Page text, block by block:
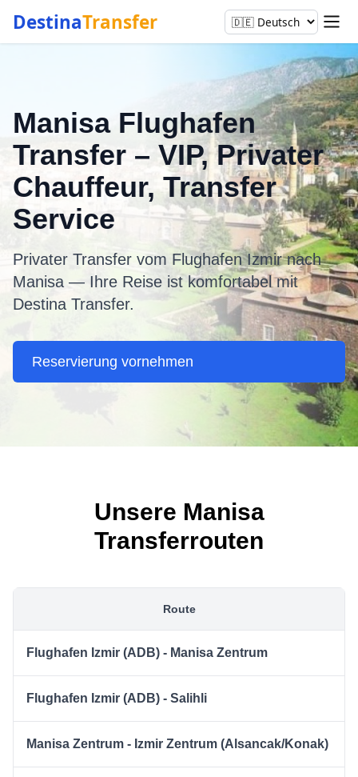
DestinaTransfer
Manisa Flughafen
Transfer – VIP, Privater
Chauffeur, Transfer
Service
Privater Transfer vom Flughafen Izmir nach
Manisa — Ihre Reise ist komfortabel mit
Destina Transfer.
Reservierung vornehmen
Unsere Manisa
Transferrouten
Route
Flughafen Izmir (ADB) - Manisa Zentrum
Flughafen Izmir (ADB) - Salihli
Manisa Zentrum - Izmir Zentrum (Alsancak/Konak)